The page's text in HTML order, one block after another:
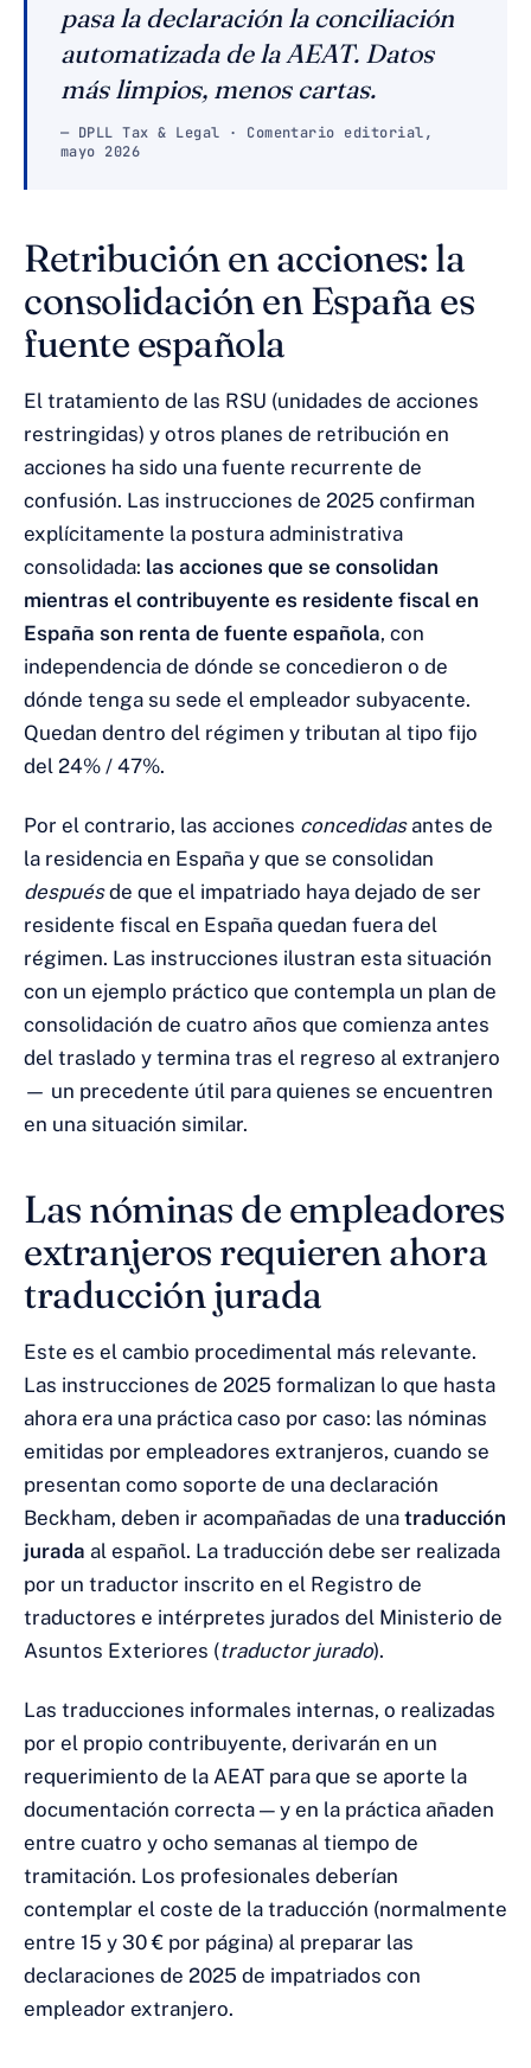
pasa la declaración la conciliación
automatizada de la AEAT. Datos
más limpios, menos cartas.
— DPLL Tax & Legal · Comentario editorial,
mayo 2026
Retribución en acciones: la
consolidación en España es
fuente española
El tratamiento de las RSU (unidades de acciones
restringidas) y otros planes de retribución en
acciones ha sido una fuente recurrente de
confusión. Las instrucciones de 2025 confirman
explícitamente la postura administrativa
consolidada: las acciones que se consolidan
mientras el contribuyente es residente fiscal en
España son renta de fuente española, con
independencia de dónde se concedieron o de
dónde tenga su sede el empleador subyacente.
Quedan dentro del régimen y tributan al tipo fijo
del 24% / 47%.
Por el contrario, las acciones concedidasantes de
la residencia en España y que se consolidan
despuésde que el impatriado haya dejado de ser
residente fiscal en España quedan fuera del
régimen. Las instrucciones ilustran esta situación
con un ejemplo práctico que contempla un plan de
consolidación de cuatro años que comienza antes
del traslado y termina tras el regreso al extranjero
— un precedente útil para quienes se encuentren
en una situación similar.
Las nóminas de empleadores
extranjeros requieren ahora
traducción jurada
Este es el cambio procedimental más relevante.
Las instrucciones de 2025 formalizan lo que hasta
ahora era una práctica caso por caso: las nóminas
emitidas por empleadores extranjeros, cuando se
presentan como soporte de una declaración
Beckham, deben ir acompañadas de una traducción
jurada al español. La traducción debe ser realizada
por un traductor inscrito en el Registro de
traductores e intérpretes jurados del Ministerio de
Asuntos Exteriores (traductor jurado).
Las traducciones informales internas, o realizadas
por el propio contribuyente, derivarán en un
requerimiento de la AEAT para que se aporte la
documentación correcta — y en la práctica añaden
entre cuatro y ocho semanas al tiempo de
tramitación. Los profesionales deberían
contemplar el coste de la traducción (normalmente
entre 15 y 30 € por página) al preparar las
declaraciones de 2025 de impatriados con
empleador extranjero.